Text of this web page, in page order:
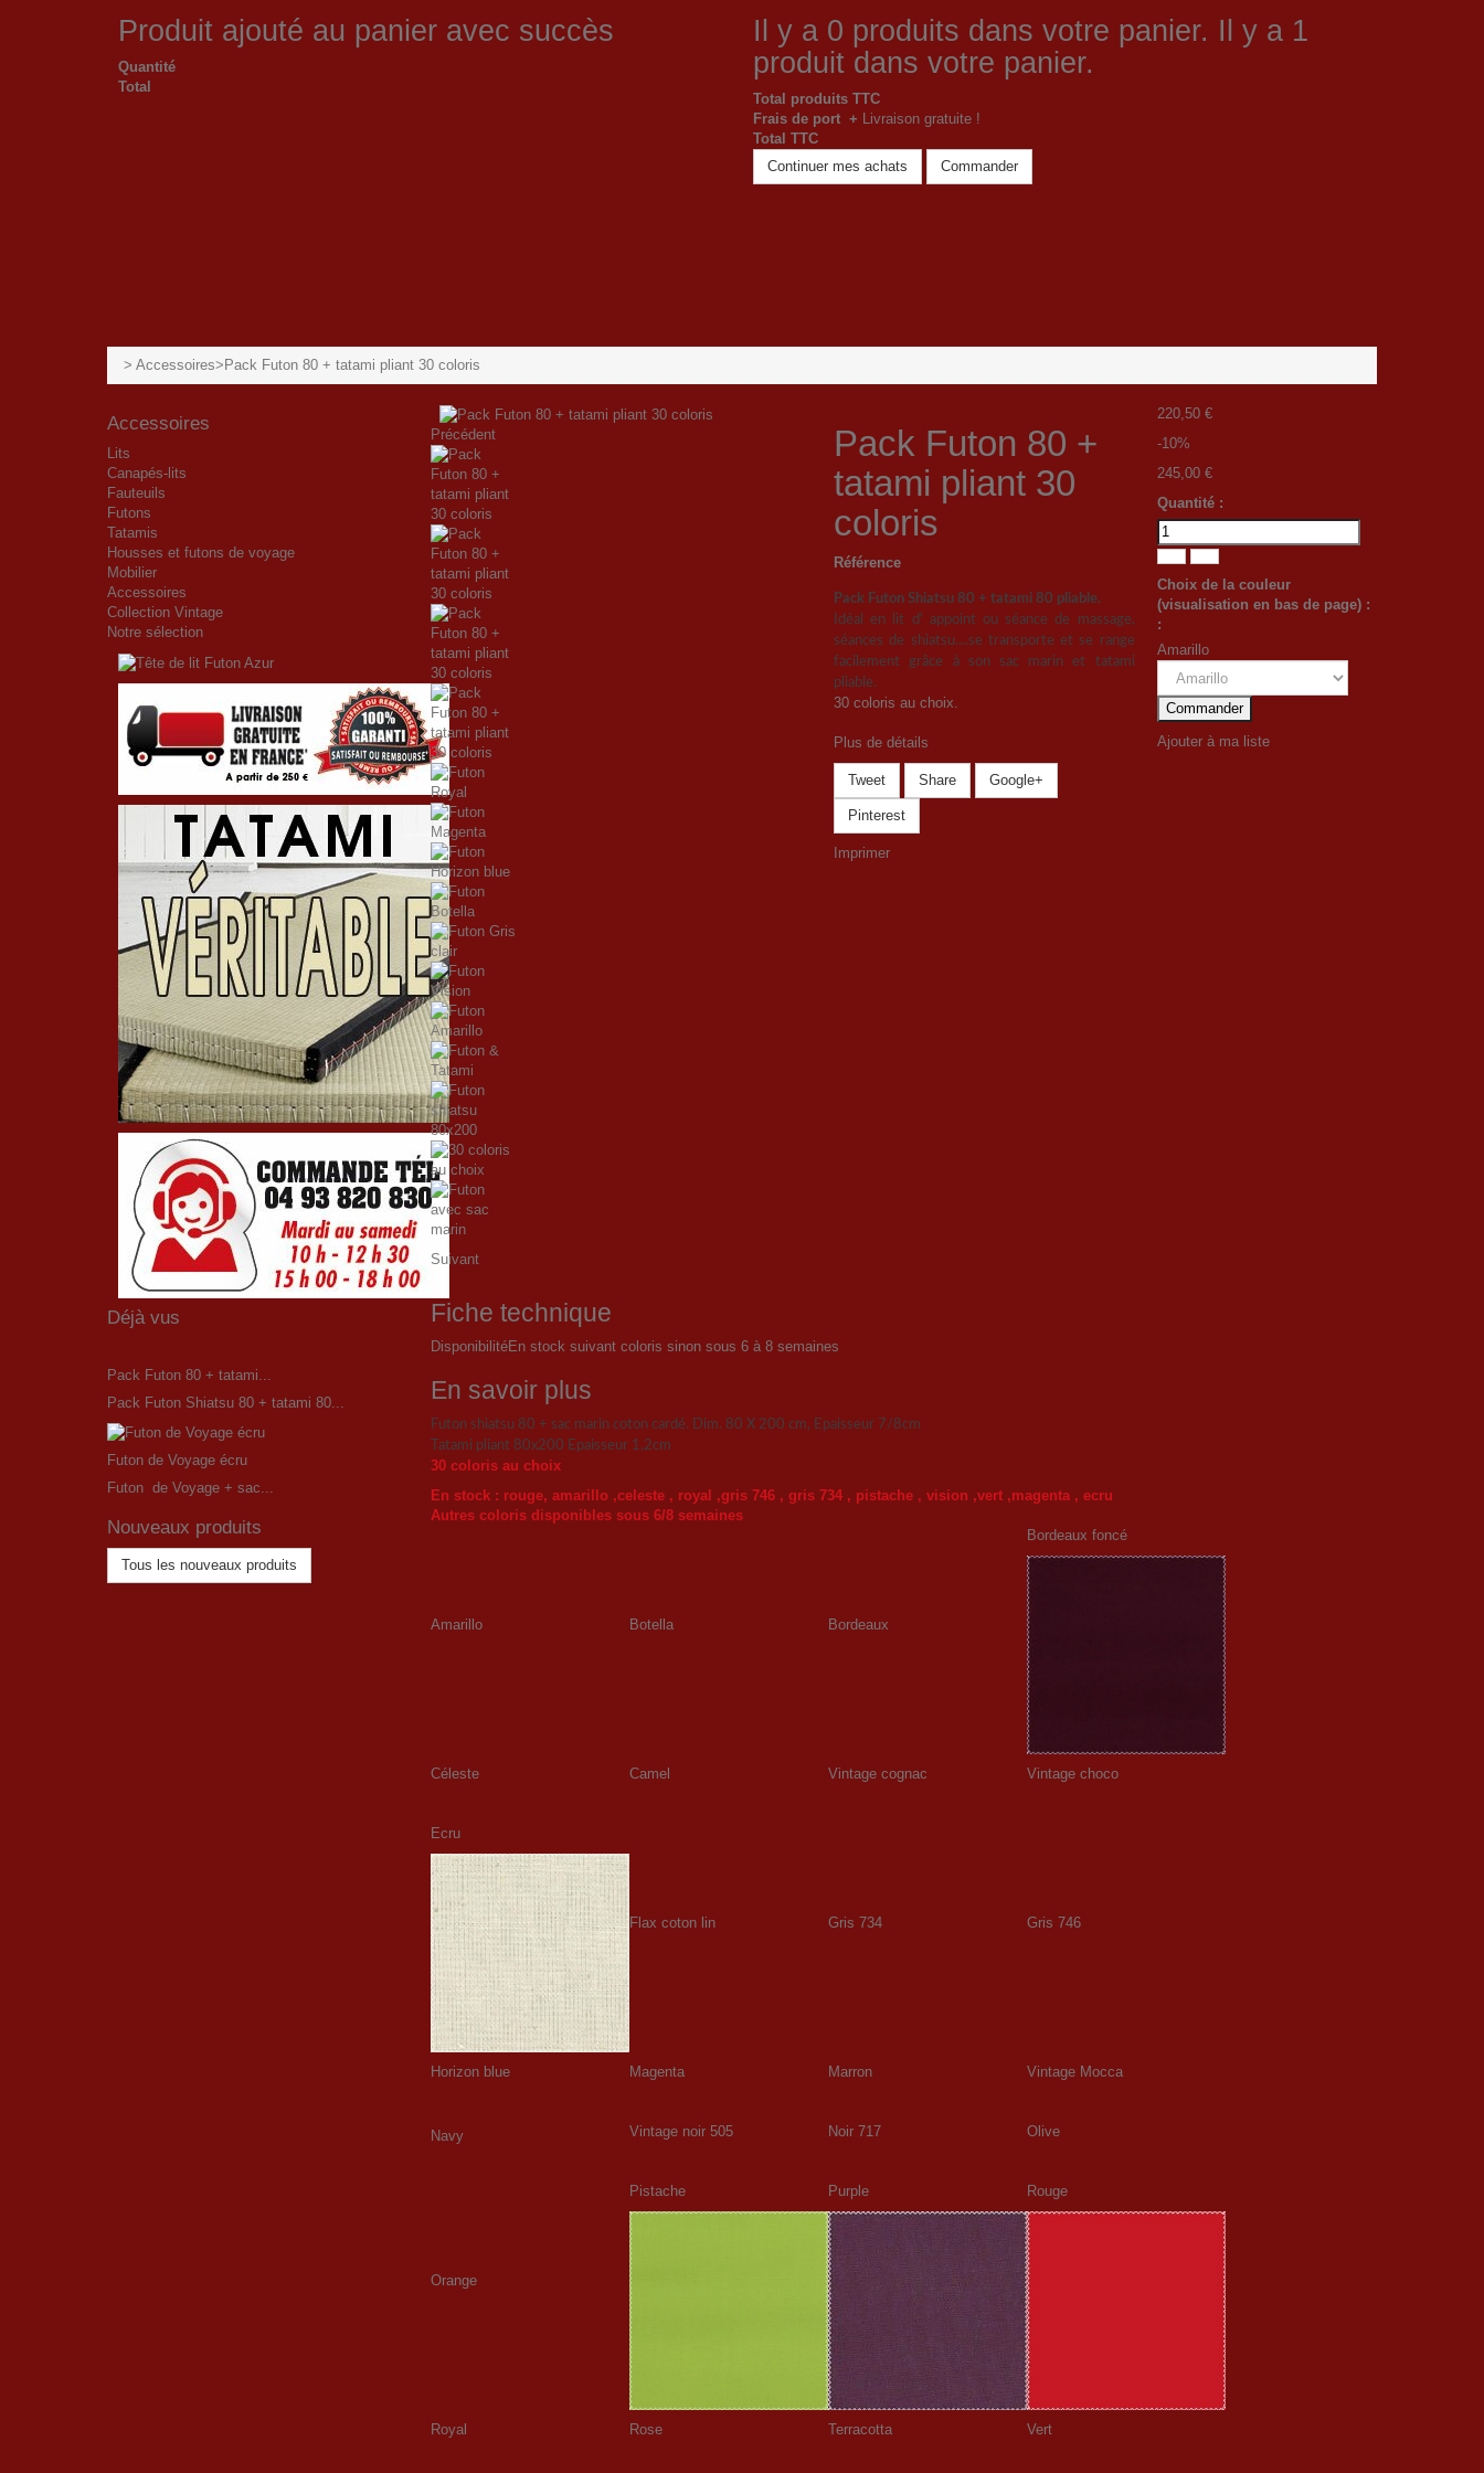
Produit ajouté au panier avec succès
Quantité
Total
Il y a 0 produits dans votre panier. Il y a 1
produit dans votre panier.
Total produits TTC
Frais de port + Livraison gratuite !
Total TTC
Continuer mes achats
Commander
> Accessoires> Pack Futon 80 + tatami pliant 30 coloris
Accessoires
Lits
Canapés-lits
Fauteuils
Futons
Tatamis
Housses et futons de voyage
Mobilier
Accessoires
Collection Vintage
Notre sélection
Déjà vus
Pack Futon 80 + tatami...
Pack Futon Shiatsu 80 + tatami 80...
Futon de Voyage écru
Futon de Voyage + sac...
Nouveaux produits
Tous les nouveaux produits
Précédent
Suivant
Pack Futon 80 +
tatami pliant 30
coloris
Référence
Pack Futon Shiatsu 80 + tatami 80 pliable.
Idéal en lit d' appoint ou séance de massage,
séances de shiatsu....se transporte et se range
facilement grâce à son sac marin et tatami
pliable.
30 coloris au choix.
Plus de détails
Tweet Share Google+
Pinterest
Imprimer
220,50 €
-10%
245,00 €
Quantité :
Choix de la couleur
(visualisation en bas de page) :
:
Amarillo
Commander
Ajouter à ma liste
Fiche technique
DisponibilitéEn stock suivant coloris sinon sous 6 à 8 semaines
En savoir plus
Futon shiatsu 80 + sac marin coton cardé. Dim. 80 X 200 cm, Epaisseur 7/8cm
Tatami pliant 80x200 Epaisseur 1,2cm
30 coloris au choix
En stock : rouge, amarillo ,celeste , royal ,gris 746 , gris 734 , pistache , vision ,vert ,magenta , ecru
Autres coloris disponibles sous 6/8 semaines
Amarillo Botella Bordeaux
Bordeaux foncé
Céleste Camel Vintage cognac Vintage choco
Ecru
Flax coton lin Gris 734 Gris 746
Horizon blue Magenta Marron Vintage Mocca
Navy Vintage noir 505 Noir 717 Olive
Orange
Pistache Purple Rouge
Royal Rose Terracotta Vert